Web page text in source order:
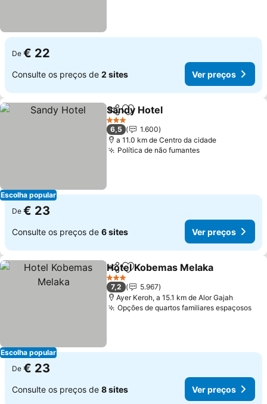
De € 22
Consulte os preços de 2 sites Ver preços
Escolha popular
PartilharAdicionar aos favoritos
Sandy Hotel
3 Estrelas
6,5
1.600
a 11.0 km de Centro da cidade
Política de não fumantesVer preços
De € 23
Consulte os preços de 6 sites Ver preços
Escolha popular
PartilharAdicionar aos favoritos
Hotel Kobemas Melaka
3 Estrelas
7,2
5.967
Ayer Keroh, a 15.1 km de Alor Gajah
Opções de quartos familiares espaçosos
De € 23
Consulte os preços de 8 sites Ver preços